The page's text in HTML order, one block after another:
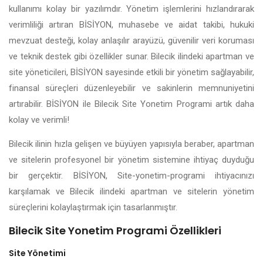
kullanımı kolay bir yazılımdır. Yönetim işlemlerini hızlandırarak
verimliliği artıran BİSİYON, muhasebe ve aidat takibi, hukuki
mevzuat desteği, kolay anlaşılır arayüzü, güvenilir veri koruması
ve teknik destek gibi özellikler sunar. Bilecik ilindeki apartman ve
site yöneticileri, BİSİYON sayesinde etkili bir yönetim sağlayabilir,
finansal süreçleri düzenleyebilir ve sakinlerin memnuniyetini
artırabilir. BİSİYON ile Bilecik Site Yonetim Programi artık daha
kolay ve verimli!
Bilecik ilinin hızla gelişen ve büyüyen yapısıyla beraber, apartman
ve sitelerin profesyonel bir yönetim sistemine ihtiyaç duyduğu
bir gerçektir. BİSİYON, Site-yonetim-programi ihtiyacınızı
karşılamak ve Bilecik ilindeki apartman ve sitelerin yönetim
süreçlerini kolaylaştırmak için tasarlanmıştır.
Bilecik Site Yonetim Programi Özellikleri
Site Yönetimi